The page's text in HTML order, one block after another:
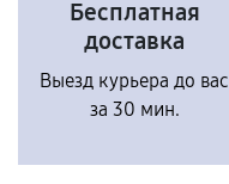
Бесплатная
доставка
Выезд курьера до вас
за 30 мин.